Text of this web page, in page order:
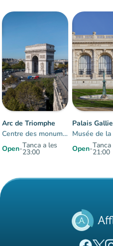
Arc de Triomphe
Centre des monuments nationaux
Open-Tanca a les
23:00
Palais
Open-Tanca
21:00